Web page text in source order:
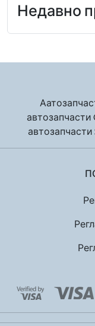
Недавно
автозапчасти
автозапчасти